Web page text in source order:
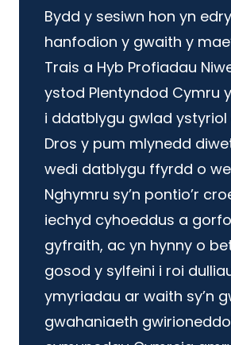
Bydd y sesiwn hon yn
hanfodion y gwaith y
Trais a Hyb Profiadau
ystod Plentyndod Cymru
i ddatblygu gwlad
Dros y pum mlynedd
wedi datblygu ffyrdd o
Nghymru sy’n pontio’r
iechyd cyhoeddus a
gyfraith, ac yn hynny o
gosod y sylfeini i roi
ymyriadau ar waith sy’n
gwahaniaeth gwirioneddol